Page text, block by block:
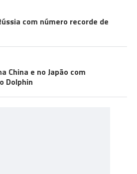
com número recorde de
China e no Japão com
Dolphin